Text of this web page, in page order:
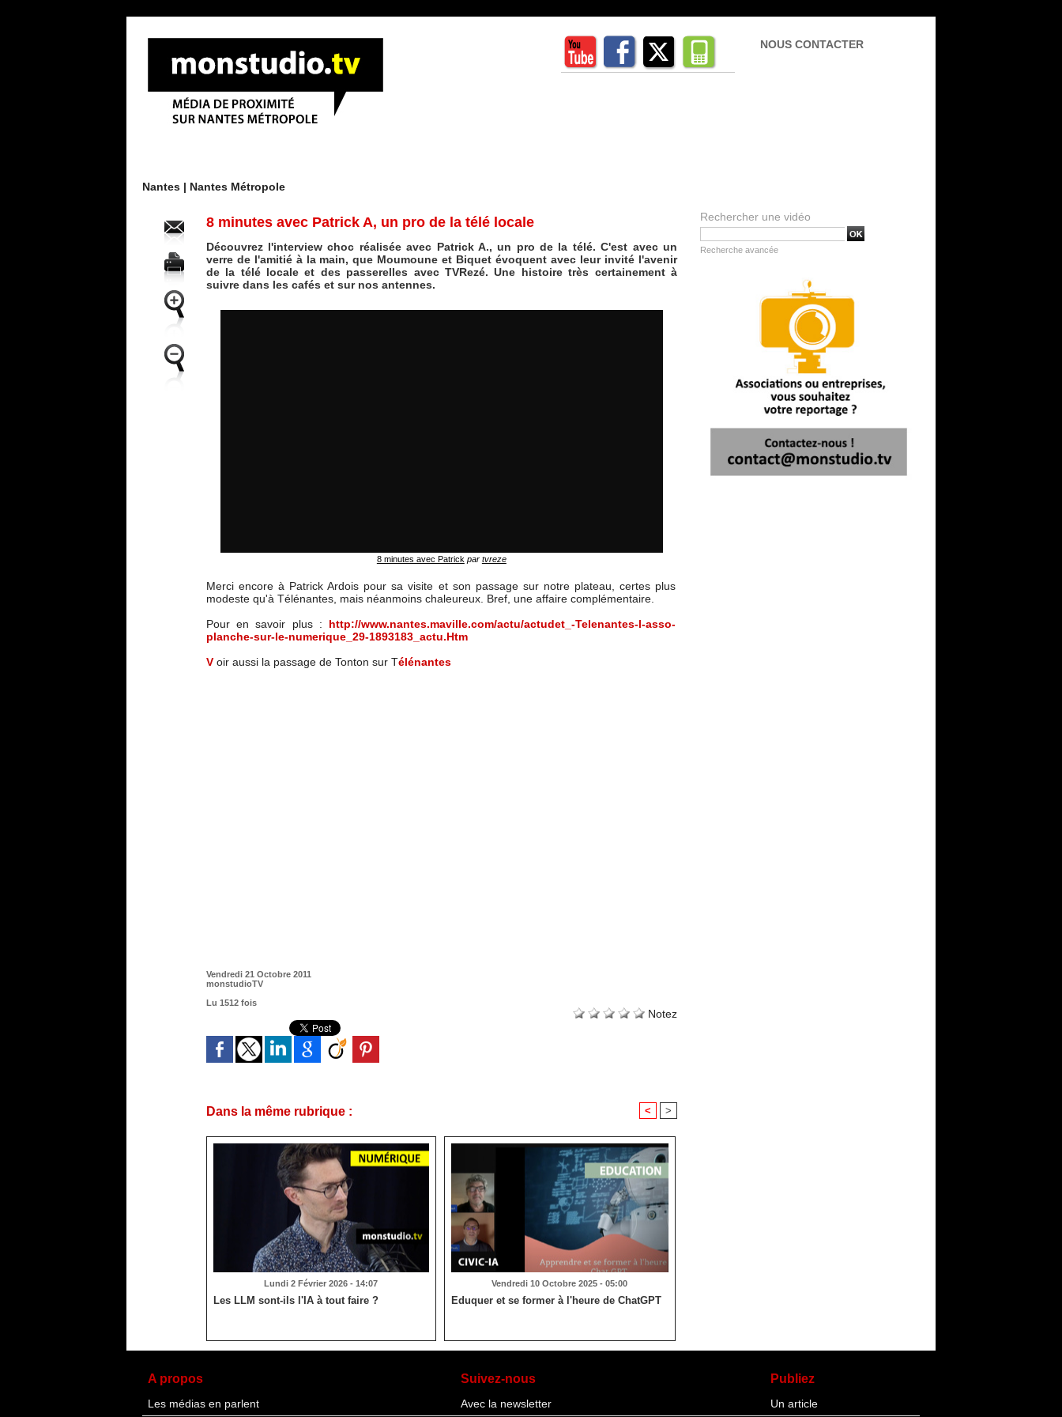
NOUS CONTACTER
Nantes | Nantes Métropole
8 minutes avec Patrick A, un pro de la télé locale
Découvrez l'interview choc réalisée avec Patrick A., un pro de la télé. C'est avec un
verre de l'amitié à la main, que Moumoune et Biquet évoquent avec leur invité l'avenir
de la télé locale et des passerelles avec TVRezé. Une histoire très certainement à
suivre dans les cafés et sur nos antennes.
8 minutes avec Patrick par tvreze
Merci encore à Patrick Ardois pour sa visite et son passage sur notre plateau, certes plus
modeste qu'à Télénantes, mais néanmoins chaleureux. Bref, une affaire complémentaire.
Pour en savoir plus : http://www.nantes.maville.com/actu/actudet_-Telenantes-l-asso-
planche-sur-le-numerique_29-1893183_actu.Htm
Voir aussi la passage de Tonton sur Télénantes
Vendredi 21 Octobre 2011
monstudioTV
Lu 1512 fois
Notez
Dans la même rubrique : < >
Lundi 2 Février 2026 - 14:07
Les LLM sont-ils l'IA à tout faire ?
Vendredi 10 Octobre 2025 - 05:00
Eduquer et se former à l'heure de ChatGPT
Rechercher une vidéo
Recherche avancée
A propos
Les médias en parlent
Suivez-nous
Avec la newsletter
Publiez
Un article